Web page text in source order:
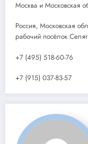
Москва и Московская
Россия, Московская
рабочий посёлок
+7 (495) 518-60-76
+7 (915) 037-83-57